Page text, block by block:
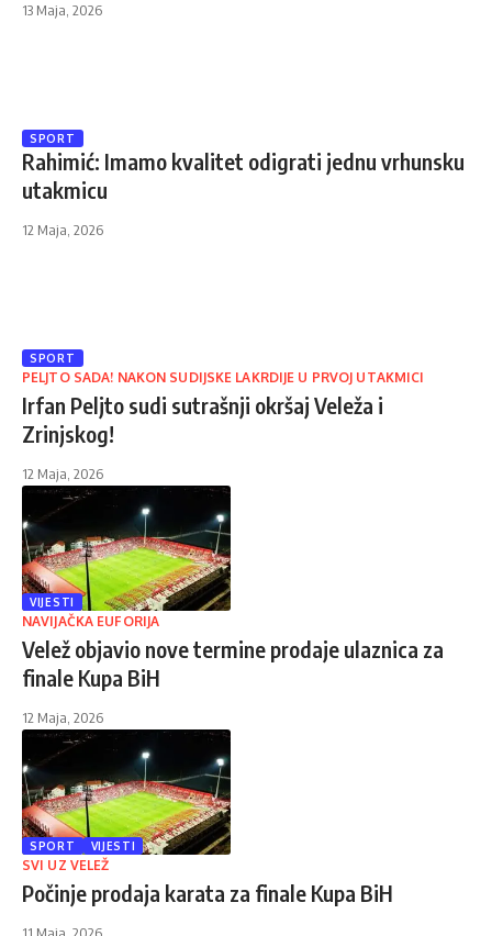
13 Maja, 2026
SPORT
Rahimić: Imamo kvalitet odigrati jednu vrhunsku
utakmicu
12 Maja, 2026
SPORT
PELJTO SADA! NAKON SUDIJSKE LAKRDIJE U PRVOJ UTAKMICI
Irfan Peljto sudi sutrašnji okršaj Veleža i
Zrinjskog!
12 Maja, 2026
VIJESTI
NAVIJAČKA EUFORIJA
Velež objavio nove termine prodaje ulaznica za
finale Kupa BiH
12 Maja, 2026
SPORT VIJESTI
SVI UZ VELEŽ
Počinje prodaja karata za finale Kupa BiH